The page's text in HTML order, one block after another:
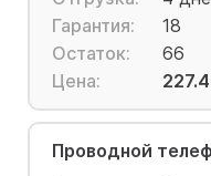
Гарантия:
18
Остаток:
66
Цена:
Проводной